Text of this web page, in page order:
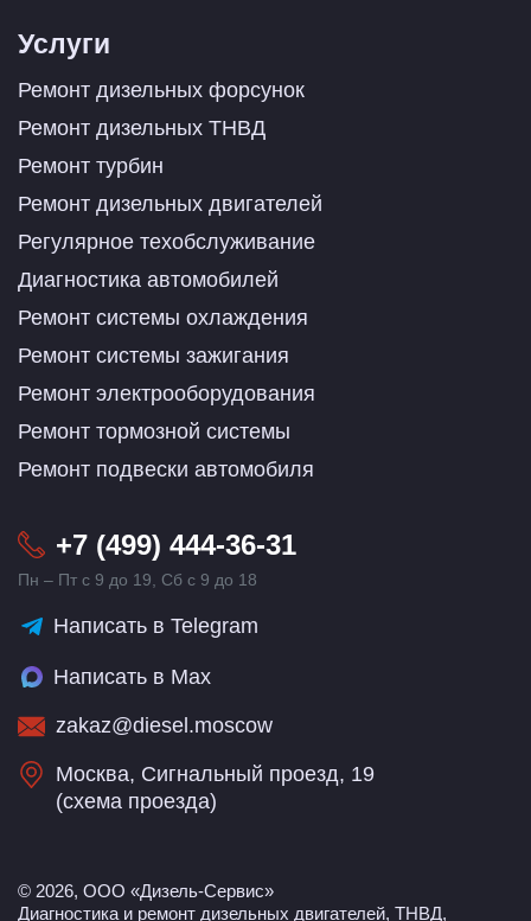
Услуги
Ремонт дизельных форсунок
Ремонт дизельных ТНВД
Ремонт турбин
Ремонт дизельных двигателей
Регулярное техобслуживание
Диагностика автомобилей
Ремонт системы охлаждения
Ремонт системы зажигания
Ремонт электрооборудования
Ремонт тормозной системы
Ремонт подвески автомобиля
+7 (499) 444-36-31
Пн – Пт с 9 до 19, Сб с 9 до 18
Написать в Telegram
Написать в Max
zakaz@diesel.moscow
Москва, Сигнальный проезд, 19
(схема проезда)
© 2026, ООО «Дизель-Сервис»
Диагностика и ремонт дизельных двигателей, ТНВД,